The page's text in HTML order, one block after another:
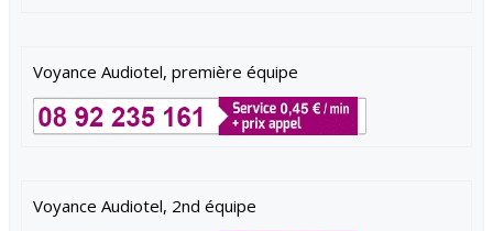
Voyance Audiotel, première équipe
Voyance Audiotel, 2nd équipe